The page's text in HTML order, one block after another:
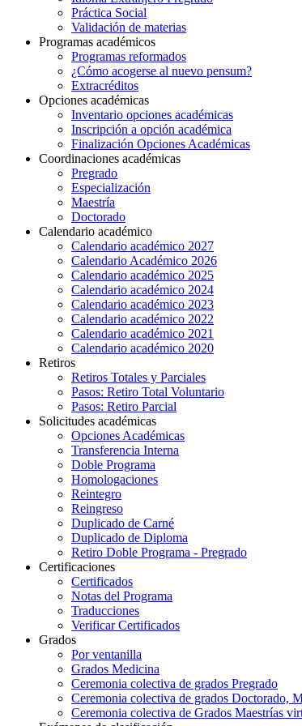
Práctica Social
Validación de materias
Programas académicos
Programas reformados
¿Cómo acogerse al nuevo pensum?
Extracréditos
Opciones académicas
Inventario opciones académicas
Inscripción a opción académica
Finalización Opciones Académicas
Coordinaciones académicas
Pregrado
Especialización
Maestría
Doctorado
Calendario académico
Calendario académico 2027
Calendario Académico 2026
Calendario académico 2025
Calendario académico 2024
Calendario académico 2023
Calendario académico 2022
Calendario académico 2021
Calendario académico 2020
Retiros
Retiros Totales y Parciales
Pasos: Retiro Total Voluntario
Pasos: Retiro Parcial
Solicitudes académicas
Opciones Académicas
Transferencia Interna
Doble Programa
Homologaciones
Reintegro
Reingreso
Duplicado de Carné
Duplicado de Diploma
Retiro Doble Programa - Pregrado
Certificaciones
Certificados
Notas del Programa
Traducciones
Verificar Certificados
Grados
Por ventanilla
Grados Medicina
Ceremonia colectiva de grados Pregrado
Ceremonia colectiva de grados Doctorado,
Ceremonia colectiva de Grados Maestrías